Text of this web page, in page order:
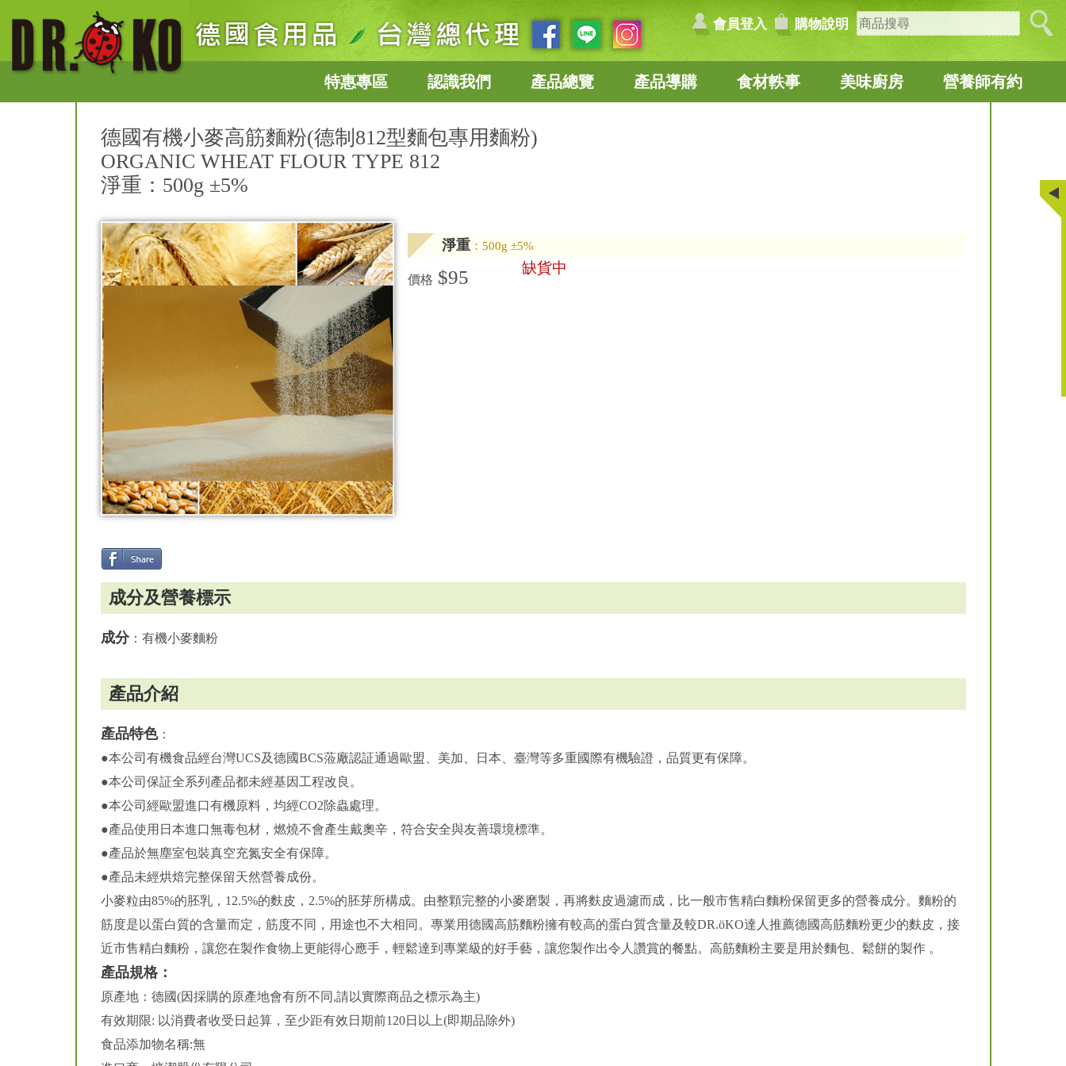
會員登入 購物說明
特惠專區 認識我們 產品總覽 產品導購 食材軼事 美味廚房 營養師有約
德國有機小麥高筋麵粉(德制812型麵包專用麵粉)
ORGANIC WHEAT FLOUR TYPE 812
淨重：500g ±5%
淨重 ：500g ±5%
價格 $95 缺貨中
成分及營養標示
成分：有機小麥麵粉
產品介紹
產品特色：
●本公司有機食品經台灣UCS及德國BCS蒞廠認証通過歐盟、美加、日本、臺灣等多重國際有機驗證，品質更有保障。
●本公司保証全系列產品都未經基因工程改良。
●本公司經歐盟進口有機原料，均經CO2除蟲處理。
●產品使用日本進口無毒包材，燃燒不會產生戴奧辛，符合安全與友善環境標準。
●產品於無塵室包裝真空充氮安全有保障。
●產品未經烘焙完整保留天然營養成份。
小麥粒由85%的胚乳，12.5%的麩皮，2.5%的胚芽所構成。由整顆完整的小麥磨製，再將麩皮過濾而成，比一般市售精白麵粉保留更多的營養成分。麵粉的
筋度是以蛋白質的含量而定，筋度不同，用途也不大相同。專業用德國高筋麵粉擁有較高的蛋白質含量及較DR.öKO達人推薦德國高筋麵粉更少的麩皮，接
近市售精白麵粉，讓您在製作食物上更能得心應手，輕鬆達到專業級的好手藝，讓您製作出令人讚賞的餐點。高筋麵粉主要是用於麵包、鬆餅的製作 。
產品規格：
原產地：德國(因採購的原產地會有所不同,請以實際商品之標示為主)
有效期限: 以消費者收受日起算，至少距有效日期前120日以上(即期品除外)
食品添加物名稱:無